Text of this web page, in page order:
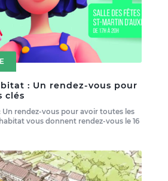
: Un rendez-vous pour
clés
Un rendez-vous pour avoir toutes les
vous donnent rendez-vous le 16